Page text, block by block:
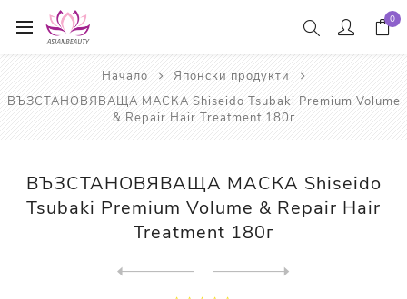
0
Начало
Японски продукти
ВЪЗСТАНОВЯВАЩА МАСКА Shiseido Tsubaki Premium Volume
& Repair Hair Treatment 180г
ВЪЗСТАНОВЯВАЩА МАСКА Shiseido
Tsubaki Premium Volume & Repair Hair
Treatment 180г